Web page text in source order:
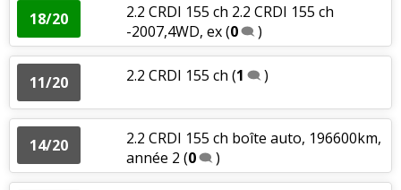
18/20
2.2 CRDI 155 ch 2.2 CRDI 155 ch
-2007,4WD, ex(0 )
11/20 2.2 CRDI 155 ch (1 )
14/20
2.2 CRDI 155 ch boîte auto, 196600km,
année 2 (0 )